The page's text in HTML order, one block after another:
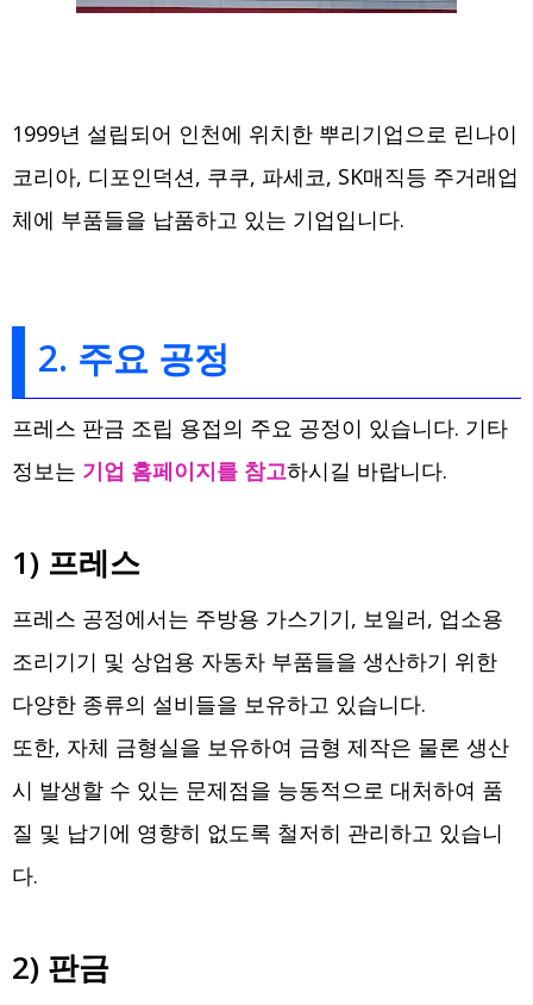
1999년 설립되어 인천에 위치한 뿌리기업으로 린나이
코리아, 디포인덕션, 쿠쿠, 파세코, SK매직등 주거래업
체에 부품들을 납품하고 있는 기업입니다.
2. 주요 공정
프레스 판금 조립 용접의 주요 공정이 있습니다. 기타
정보는 기업 홈페이지를 참고하시길 바랍니다.
1) 프레스
프레스 공정에서는 주방용 가스기기, 보일러, 업소용
조리기기 및 상업용 자동차 부품들을 생산하기 위한
다양한 종류의 설비들을 보유하고 있습니다.
또한, 자체 금형실을 보유하여 금형 제작은 물론 생산
시 발생할 수 있는 문제점을 능동적으로 대처하여 품
질 및 납기에 영향히 없도록 철저히 관리하고 있습니
다.
2) 판금